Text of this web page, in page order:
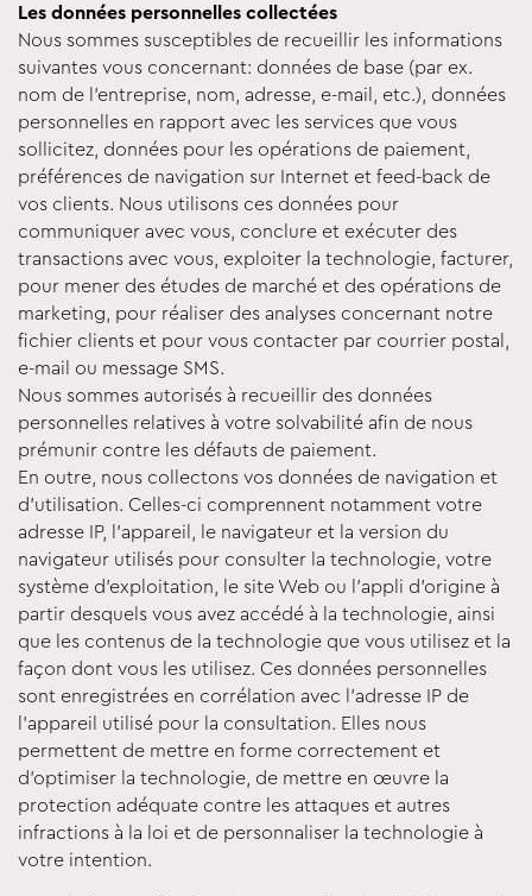
Les données personnelles collectées
Nous sommes susceptibles de recueillir les informations
suivantes vous concernant: données de base (par ex.
nom de l’entreprise, nom, adresse, e-mail, etc.), données
personnelles en rapport avec les services que vous
sollicitez, données pour les opérations de paiement,
préférences de navigation sur Internet et feed-back de
vos clients. Nous utilisons ces données pour
communiquer avec vous, conclure et exécuter des
transactions avec vous, exploiter la technologie, facturer,
pour mener des études de marché et des opérations de
marketing, pour réaliser des analyses concernant notre
fichier clients et pour vous contacter par courrier postal,
e-mail ou message SMS.
Nous sommes autorisés à recueillir des données
personnelles relatives à votre solvabilité afin de nous
prémunir contre les défauts de paiement.
En outre, nous collectons vos données de navigation et
d’utilisation. Celles-ci comprennent notamment votre
adresse IP, l’appareil, le navigateur et la version du
navigateur utilisés pour consulter la technologie, votre
système d’exploitation, le site Web ou l’appli d’origine à
partir desquels vous avez accédé à la technologie, ainsi
que les contenus de la technologie que vous utilisez et la
façon dont vous les utilisez. Ces données personnelles
sont enregistrées en corrélation avec l’adresse IP de
l’appareil utilisé pour la consultation. Elles nous
permettent de mettre en forme correctement et
d’optimiser la technologie, de mettre en œuvre la
protection adéquate contre les attaques et autres
infractions à la loi et de personnaliser la technologie à
votre intention.